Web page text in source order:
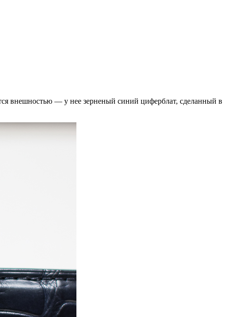
внешностью — у нее зерненый синий циферблат, сделанный в